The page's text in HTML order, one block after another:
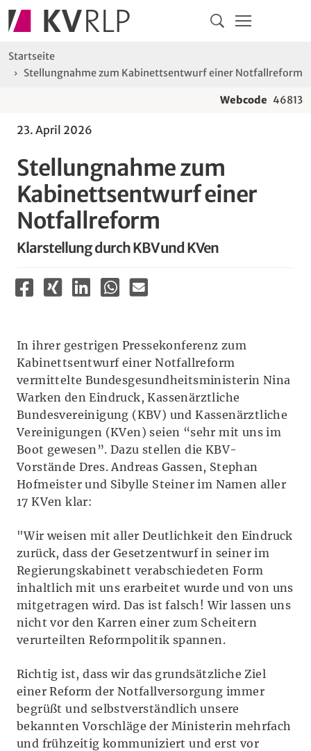
Navigation
Sie sind hier:
Startseite
Stellungnahme zum Kabinettsentwurf einer Notfallreform
Webcode 46813
23. April 2026
Stellungnahme zum
Kabinettsentwurf einer
Notfallreform
Klarstellung durch KBV und KVen
In ihrer gestrigen Pressekonferenz zum
Kabinettsentwurf einer Notfallreform
vermittelte Bundesgesundheitsministerin Nina
Warken den Eindruck, Kassenärztliche
Bundesvereinigung (KBV) und Kassenärztliche
Vereinigungen (KVen) seien “sehr mit uns im
Boot gewesen”. Dazu stellen die KBV-
Vorstände Dres. Andreas Gassen, Stephan
Hofmeister und Sibylle Steiner im Namen aller
17 KVen klar:
"Wir weisen mit aller Deutlichkeit den Eindruck
zurück, dass der Gesetzentwurf in seiner im
Regierungskabinett verabschiedeten Form
inhaltlich mit uns erarbeitet wurde und von uns
mitgetragen wird. Das ist falsch! Wir lassen uns
nicht vor den Karren einer zum Scheitern
verurteilten Reformpolitik spannen.
Richtig ist, dass wir das grundsätzliche Ziel
einer Reform der Notfallversorgung immer
begrüßt und selbstverständlich unsere
bekannten Vorschläge der Ministerin mehrfach
und frühzeitig kommuniziert und erst vor